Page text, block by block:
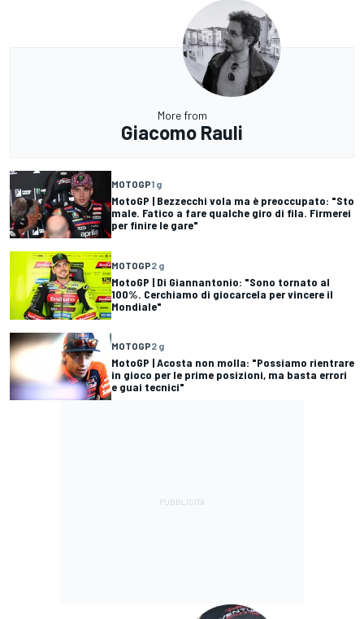
More from
Giacomo Rauli
MOTOGP1 g
MotoGP | Bezzecchi vola ma è preoccupato: "Sto
male. Fatico a fare qualche giro di fila. Firmerei
per finire le gare"
MOTOGP2 g
MotoGP | Di Giannantonio: "Sono tornato al
100%. Cerchiamo di giocarcela per vincere il
Mondiale"
MOTOGP2 g
MotoGP | Acosta non molla: "Possiamo rientrare
in gioco per le prime posizioni, ma basta errori
e guai tecnici"